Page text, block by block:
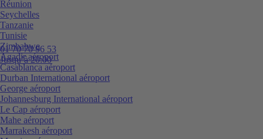
01 70 70 96 53
Jusqu’à 20:00
Réunion
Seychelles
Tanzanie
Tunisie
Zimbabwe
Agadir aéroport
Casablanca aéroport
Durban International aéroport
George aéroport
Johannesburg International aéroport
Le Cap aéroport
Mahe aéroport
Marrakesh aéroport